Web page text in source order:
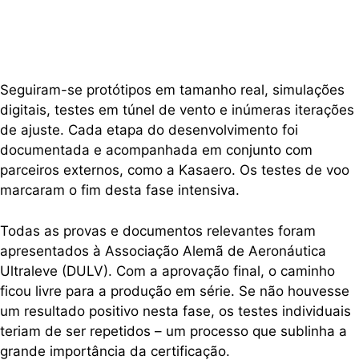
Seguiram-se protótipos em tamanho real, simulações
digitais, testes em túnel de vento e inúmeras iterações
de ajuste. Cada etapa do desenvolvimento foi
documentada e acompanhada em conjunto com
parceiros externos, como a Kasaero. Os testes de voo
marcaram o fim desta fase intensiva.
Todas as provas e documentos relevantes foram
apresentados à Associação Alemã de Aeronáutica
Ultraleve (DULV). Com a aprovação final, o caminho
ficou livre para a produção em série. Se não houvesse
um resultado positivo nesta fase, os testes individuais
teriam de ser repetidos – um processo que sublinha a
grande importância da certificação.